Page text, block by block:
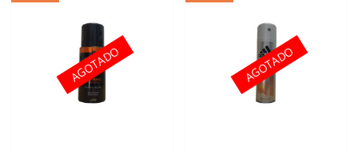
AGOTADO AGOTADO